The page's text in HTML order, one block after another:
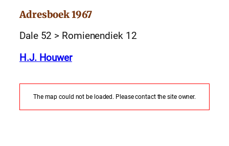
Adresboek 1967
Dale 52 > Romienendiek 12
H.J. Houwer
The map could not be loaded. Please contact the site owner.